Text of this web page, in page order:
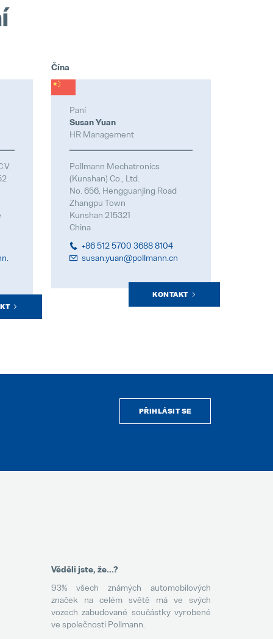
Čína
Paní
Susan Yuan
HR Management
Pollmann Mechatronics
(Kunshan) Co., Ltd.
No. 656, Hengguanjing Road
Zhangpu Town
Kunshan 215321
China
+86 512 5700 3688 8104
susan.yuan@pollmann.cn
KONTAKT
PŘIHLÁSIT SE
Věděli jste, že...?
93% všech známých automobilových
značek na celém světě má ve svých
vozech zabudované součástky vyrobené
ve společnosti Pollmann.